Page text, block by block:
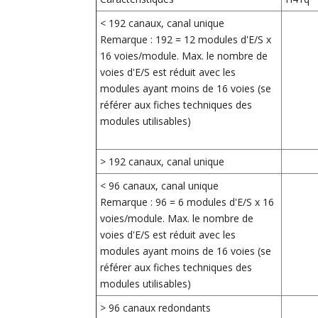
< 192 canaux, canal unique
Remarque : 192 = 12 modules d'E/S x
16 voies/module. Max. le nombre de
voies d'E/S est réduit avec les
modules ayant moins de 16 voies (se
référer aux fiches techniques des
modules utilisables)
> 192 canaux, canal unique
< 96 canaux, canal unique
Remarque : 96 = 6 modules d'E/S x 16
voies/module. Max. le nombre de
voies d'E/S est réduit avec les
modules ayant moins de 16 voies (se
référer aux fiches techniques des
modules utilisables)
> 96 canaux redondants